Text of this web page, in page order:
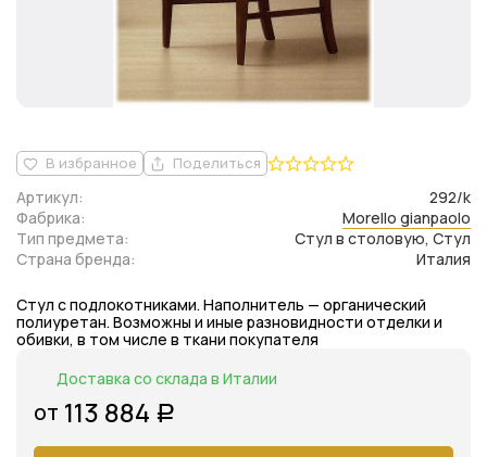
В избранное Поделиться
Фабрика: Morello gianpaolo
Артикул:
292/k
Тип предмета:
Стул в столовую, Стул
Страна бренда:
Италия
Стул с подлокотниками. Наполнитель — органический
полиуретан. Возможны и иные разновидности отделки и
обивки, в том числе в ткани покупателя
Доставка со склада в Италии
от 113 884 Р